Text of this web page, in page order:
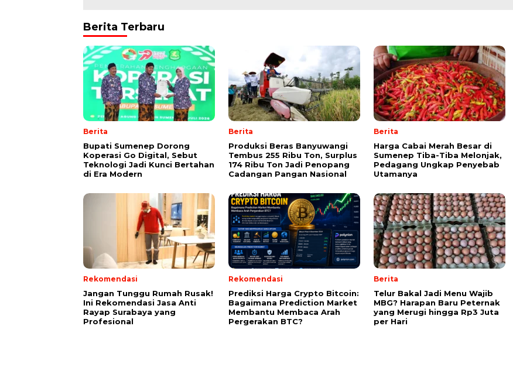
Berita Terbaru
Berita
Bupati Sumenep Dorong
Koperasi Go Digital, Sebut
Teknologi Jadi Kunci Bertahan
di Era Modern
Berita
Produksi Beras Banyuwangi
Tembus 255 Ribu Ton, Surplus
174 Ribu Ton Jadi Penopang
Cadangan Pangan Nasional
Berita
Harga Cabai Merah Besar di
Sumenep Tiba-Tiba Melonjak,
Pedagang Ungkap Penyebab
Utamanya
Rekomendasi
Jangan Tunggu Rumah Rusak!
Ini Rekomendasi Jasa Anti
Rayap Surabaya yang
Profesional
Rekomendasi
Prediksi Harga Crypto Bitcoin:
Bagaimana Prediction Market
Membantu Membaca Arah
Pergerakan BTC?
Berita
Telur Bakal Jadi Menu Wajib
MBG? Harapan Baru Peternak
yang Merugi hingga Rp3 Juta
per Hari